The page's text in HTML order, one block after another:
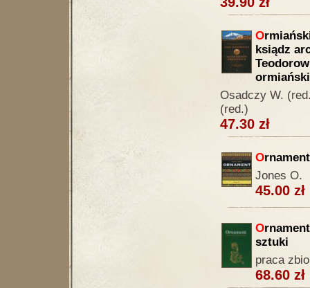
O
ksiądz
Osadczy W.
(red.)
47.30 zł
Ornament
Jones O.
45.00 zł
O
sztuki
praca
68.60 zł